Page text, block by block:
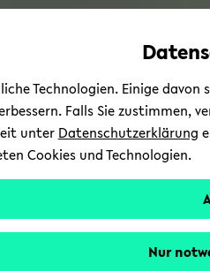
Technologien. Einige
Falls Sie
unter Datenschutzerklärung
Cookies und Technologien.
Nur